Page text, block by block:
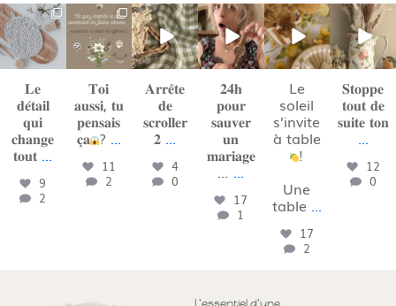
maison_oline
Août 2
𝐋𝐞
𝐝𝐞́𝐭𝐚𝐢𝐥
𝐪𝐮𝐢
𝐜𝐡𝐚𝐧𝐠𝐞
𝐭𝐨𝐮𝐭 ...
9
2
maison_oline
Juil 31
𝐓𝐨𝐢
𝐚𝐮𝐬𝐬𝐢, 𝐭𝐮
𝐩𝐞𝐧𝐬𝐚𝐢𝐬
𝐜̧𝐚 ? ...
11
2
maison_oline
Juil 23
𝐀𝐫𝐫𝐞̂𝐭𝐞
𝐝𝐞
𝐬𝐜𝐫𝐨𝐥𝐥𝐞𝐫
𝟐 ...
4
0
maison_oline
Juil 22
𝟐𝟒𝐡
𝐩𝐨𝐮𝐫
𝐬𝐚𝐮𝐯𝐞𝐫
𝐮𝐧
𝐦𝐚𝐫𝐢𝐚𝐠𝐞
… ...
17
1
maison_oline
Juil 19
Le
soleil
s’invite
à table
!
Une
table ...
17
2
maison_oline
Juil 18
𝐒𝐭𝐨𝐩𝐩𝐞
𝐭𝐨𝐮𝐭 𝐝𝐞
𝐬𝐮𝐢𝐭𝐞 𝐭𝐨𝐧
...
12
0